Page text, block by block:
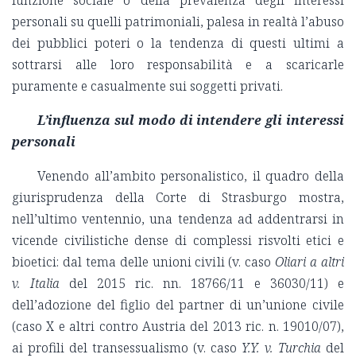
personali su quelli patrimoniali, palesa in realtà l’abuso
dei pubblici poteri o la tendenza di questi ultimi a
sottrarsi alle loro responsabilità e a scaricarle
puramente e casualmente sui soggetti privati.
L’influenza sul modo di intendere gli interessi
personali
Venendo all’ambito personalistico, il quadro della
giurisprudenza della Corte di Strasburgo mostra,
nell’ultimo ventennio, una tendenza ad addentrarsi in
vicende civilistiche dense di complessi risvolti etici e
bioetici: dal tema delle unioni civili (v. casoOliari a altri
v. Italia del 2015 ric. nn. 18766/11 e 36030/11) e
dell’adozione del figlio del partner di un’unione civile
(caso X e altri contro Austria del 2013 ric. n. 19010/07),
ai profili del transessualismo (v. caso Y.Y. v. Turchia del